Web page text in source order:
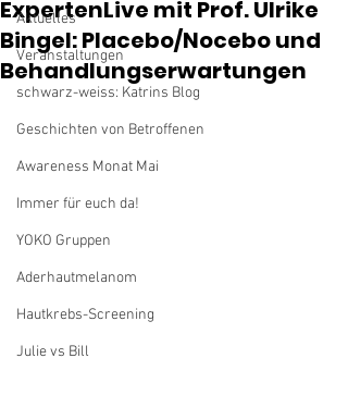
Aktuelles
Veranstaltungen
schwarz-weiss: Katrins Blog
Geschichten von Betroffenen
Awareness Monat Mai
Immer für euch da!
YOKO Gruppen
Aderhautmelanom
Hautkrebs-Screening
Julie vs Bill
ExpertenLive mit Prof. Ulrike
Bingel: Placebo/Nocebo und
Behandlungserwartungen